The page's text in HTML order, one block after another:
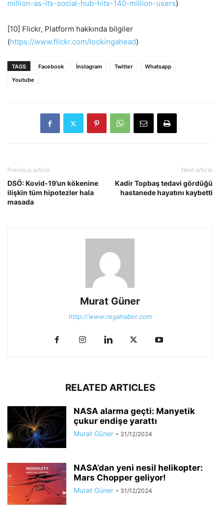
million-as-its-social-hub-hits-140-million-users)
[10] Flickr, Platform hakkında bilgiler
(https://www.flickr.com/lookingahead)
TAGS Facebook İnstagram Twitter
Whatsapp
Youtube
Previous article
DSÖ: Kovid-19’un kökenine
ilişkin tüm hipotezler hala
masada
Next article
Kadir Topbaş tedavi gördüğü
hastanede hayatını kaybetti
Murat Güner
http://www.regahaber.com
RELATED ARTICLES
NASA alarma geçti: Manyetik
çukur endişe yarattı
Murat Güner - 31/12/2024
NASA’dan yeni nesil helikopter:
Mars Chopper geliyor!
Murat Güner - 31/12/2024